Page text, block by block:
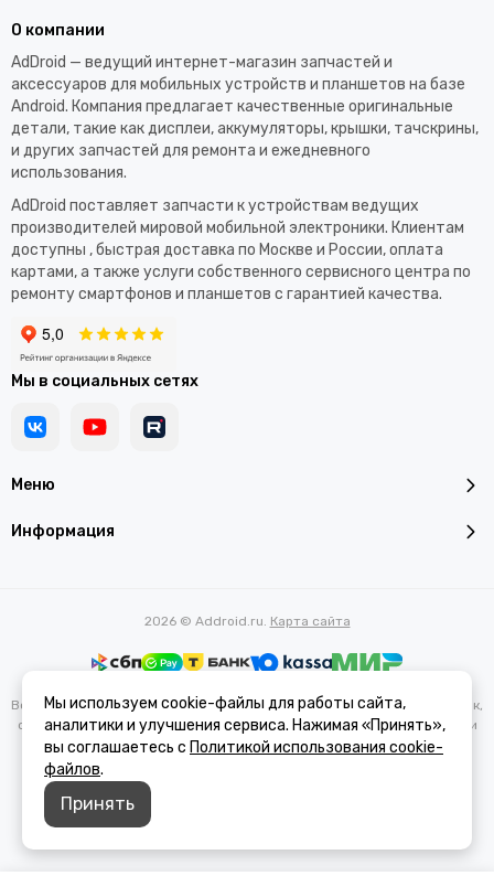
Меню
Информация
О компании
AdDroid — ведущий интернет-магазин запчастей и
аксессуаров для мобильных устройств и планшетов на базе
Android. Компания предлагает качественные оригинальные
детали, такие как дисплеи, аккумуляторы, крышки, тачскрины,
и других запчастей для ремонта и ежедневного
использования.​
AdDroid поставляет запчасти к устройствам ведущих
производителей мировой мобильной электроники. Клиентам
доступны , быстрая доставка по Москве и России, оплата
картами, а также услуги собственного сервисного центра по
ремонту смартфонов и планшетов с гарантией качества.
Мы в социальных сетях
2026 © Addroid.ru. Карта сайта
Вся представленная на сайте информация, касающаяся характеристик,
стоимости товаров и услуг, носит информационный характер и ни при
каких условиях не является публичной офертой, определяемой
положениями Статьи 437(2) Гражданского кодекса РФ.
Мы используем cookie-файлы для работы сайта,
аналитики и улучшения сервиса. Нажимая «Принять»,
вы соглашаетесь с Политикой использования cookie-
файлов.
Принять